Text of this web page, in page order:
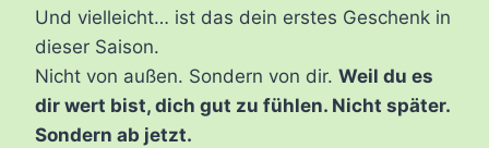
Und vielleicht… ist das dein erstes Geschenk in
dieser Saison.
Nicht von außen. Sondern von dir. Weil du es
dir wert bist, dich gut zu fühlen. Nicht später.
Sondern ab jetzt.